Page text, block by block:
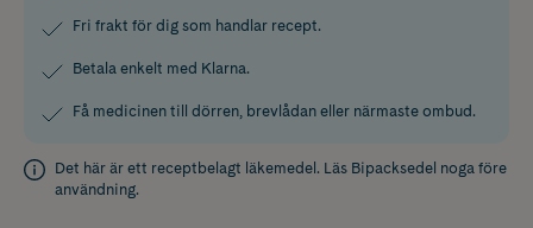
Fri frakt för dig som handlar recept.
Betala enkelt med Klarna.
Få medicinen till dörren, brevlådan eller närmaste ombud.
Det här är ett receptbelagt läkemedel. Läs Bipacksedel noga före
användning.